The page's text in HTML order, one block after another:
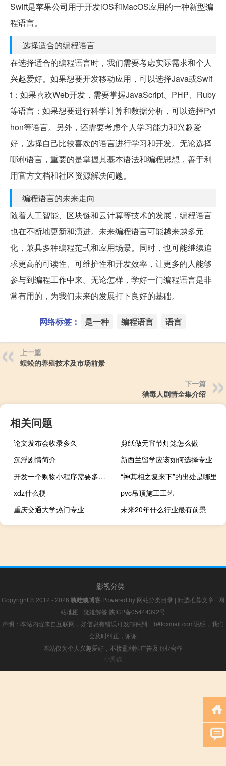
Swift是苹果公司用于开发iOS和MacOS应用的一种新型编
程语言。
选择适合的编程语言
在选择适合的编程语言时，我们需要考虑实际需求和个人
兴趣爱好。如果想要开发移动应用，可以选择Java或Swif
t；如果喜欢Web开发，需要掌握JavaScript、PHP、Ruby
等语言；如果想要进行科学计算和数据分析，可以选择Pyt
hon等语言。另外，还需要考虑个人学习能力和兴趣爱
好，选择自己比较喜欢的语言进行学习和开发。无论选择
哪种语言，重要的是掌握其基本语法和编程思想，善于利
用官方文档和社区资源解决问题。
编程语言的未来走向
随着人工智能、区块链和云计算等技术的发展，编程语言
也在不断地更新和演进。未来编程语言可能越来越多元
化，兼具多种编程范式和应用场景。同时，也可能继续追
求更高的可读性、可维护性和开发效率，让更多的人能够
参与到编程工作中来。无论怎样，学好一门编程语言是非
常有用的，为我们未来的发展打下良好的基础。
网络标签： 是一种 编程语言 语言
上一篇
蜈蚣的养殖技术及市场前景
下一篇
猎毒人剧情全集介绍
相关问题
论文发布会收录多久
剪纸做元宵节灯笼怎么做
沉浮剧情简介
新西兰留学应该如何选择专业
开发一个购物小程序需要多少钱
“神其相之复来下”的出处是哪里
xdz什么梗
pvc吊顶施工工艺
重庆交通大学热门专业
未来20年什么行业最有前景
影视分类
Copyright © 2012 - 2026 咦哇噢博客 Powered by 网站分类目录 | 精选推荐文章 | 网
站地图 | 疑难解答 陕ICP备05444392号
声明：本站内容来自互联网，如信息有错误可发邮件到f_fb#foxmail.com说明，我们
会及时纠正，谢谢
本站仅为个人兴趣爱好，不接盈利性广告及商业合作
小男孩